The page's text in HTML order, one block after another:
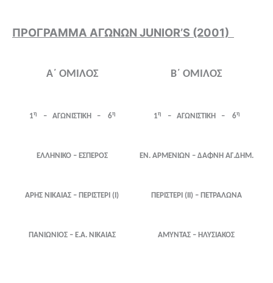
ΠΡΟΓΡΑΜΜΑ ΑΓΩΝΩΝ JUNIOR’S (2001)
Α΄ ΟΜΙΛΟΣ Β΄ ΟΜΙΛΟΣ
1η – ΑΓΩΝΙΣΤΙΚΗ – 6η 1η – ΑΓΩΝΙΣΤΙΚΗ – 6η
ΕΛΛΗΝΙΚΟ – ΕΣΠΕΡΟΣ
ΑΡΗΣ ΝΙΚΑΙΑΣ – ΠΕΡΙΣΤΕΡΙ (Ι)
ΠΑΝΙΩΝΙΟΣ – Ε.Α. ΝΙΚΑΙΑΣ
ΕΝ. ΑΡΜΕΝΙΩΝ – ΔΑΦΝΗ ΑΓ.ΔΗΜ.
ΠΕΡΙΣΤΕΡΙ (ΙΙ) – ΠΕΤΡΑΛΩΝΑ
ΑΜΥΝΤΑΣ – ΗΛΥΣΙΑΚΟΣ